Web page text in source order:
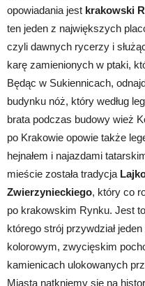
opowiadania jest krakowski
ten jeden z największych
czyli dawnych rycerzy i
karę zamienionych w ptaki,
Będąc w Sukiennicach,
budynku nóż, który według
brata podczas budowy wież
po Krakowie opowie także
hejnałem i najazdami
mieście została tradycja
Zwierzynieckiego, który co
po krakowskim Rynku. Jest
którego strój przywdział
kolorowym, zwycięskim
kamienicach ulokowanych
Miasta natkniemy się na